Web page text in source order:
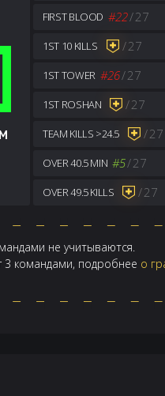
FIRST BLOOD #22/27
1ST 10 KILLS /27
1ST TOWER #26/27
1ST ROSHAN /27
TEAM KILLS >24.5 /27
OVER 40.5 MIN #5/27
OVER 49.5 KILLS /27
не учитываются.
3 командами, подробнее о